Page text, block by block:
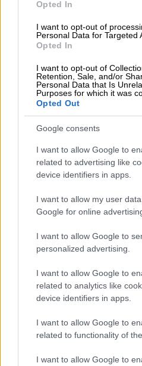
Opted In
I want to opt-out of
Personal Data for Targeted
Opted In
I want to opt-out of
Retention, Sale, and/or
Personal Data that Is
Purposes for which it was
Opted Out
Google consents
I want to allow Google to
related to advertising like
device identifiers in apps.
I want to allow my user
Google for online
I want to allow Google to
personalized advertising.
I want to allow Google to
related to analytics like
device identifiers in apps.
I want to allow Google to
related to functionality of
I want to allow Google to
Οπως αποκάλυψε ο
στην εκπομπή «I love
ήταν δύσκολος, και η
αλλά τελικά γέννησε